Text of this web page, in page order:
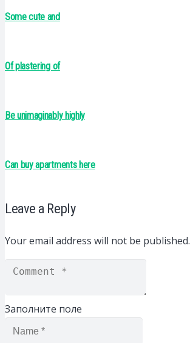
Some cute and
Of plastering of
Be unimaginably highly
Can buy apartments here
Leave a Reply
Your email address will not be published.
Заполните поле